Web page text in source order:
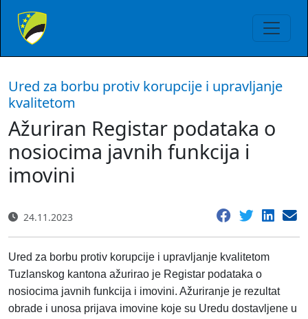
Ured za borbu protiv korupcije i upravljanje
kvalitetom
Ažuriran Registar podataka o
nosiocima javnih funkcija i
imovini
24.11.2023
Ured za borbu protiv korupcije i upravljanje kvalitetom
Tuzlanskog kantona ažurirao je Registar podataka o
nosiocima javnih funkcija i imovini. Ažuriranje je rezultat
obrade i unosa prijava imovine koje su Uredu dostavljene u